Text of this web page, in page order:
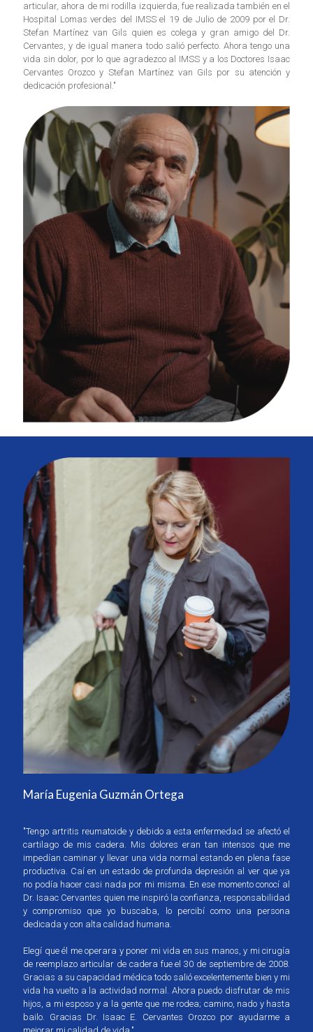
articular, ahora de mi rodilla izquierda, fue realizada también en el
Hospital Lomas verdes del IMSS el 19 de Julio de 2009 por el Dr.
Stefan Martínez van Gils quien es colega y gran amigo del Dr.
Cervantes, y de igual manera todo salió perfecto. Ahora tengo una
vida sin dolor, por lo que agradezco al IMSS y a los Doctores Isaac
Cervantes Orozco y Stefan Martínez van Gils por su atención y
dedicación profesional."
María Eugenia Guzmán Ortega
"Tengo artritis reumatoide y debido a esta enfermedad se afectó el
cartilago de mis cadera. Mis dolores eran tan intensos que me
impedían caminar y llevar una vida normal estando en plena fase
productiva. Caí en un estado de profunda depresión al ver que ya
no podía hacer casi nada por mi misma. En ese momento conocí al
Dr. Isaac Cervantes quien me inspiró la confianza, responsabilidad
y compromiso que yo buscaba, lo percibí como una persona
dedicada y con alta calidad humana.
Elegí que él me operara y poner mi vida en sus manos, y mi cirugía
de reemplazo articular de cadera fue el 30 de septiembre de 2008.
Gracias a su capacidad médica todo salió excelentemente bien y mi
vida ha vuelto a la actividad normal. Ahora puedo disfrutar de mis
hijos, a mi esposo y a la gente que me rodea; camino, nado y hasta
bailo. Gracias Dr. Isaac E. Cervantes Orozco por ayudarme a